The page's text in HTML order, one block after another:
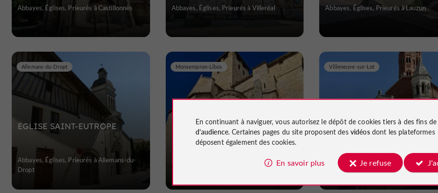
Abbayes, Églises, Prieurés à Castillonnès Abbayes, Églises, Prieurés à Villeréal Abbayes, Églises, Prieurés à Lauzun
EGLISE SAINT-EUTROPE
Allemans-du-Dropt
Abbayes, Églises, Prieurés à Allemans-du-
Dropt
Prieuré Roman et Eglise de
Monsempron Libos
Monsempron-Libos
Abbayes, Églises, Prieurés à Monsempron-
Eglise Sainte Catherine
Villeneuve-sur-Lot
Abbayes, Églises, Prieurés à
En continuant à naviguer, vous autorisez le dépôt de cookies tiers à des fins de
d'audience. Certaines pages du site proposent des vidéosdont les plateformes
déposent également des cookies.
En savoir plus Je refuse